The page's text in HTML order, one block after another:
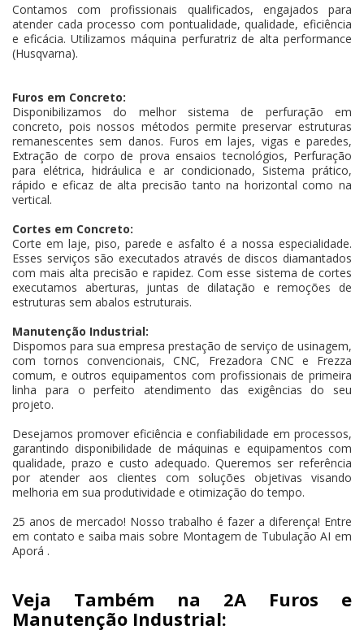
Contamos com profissionais qualificados, engajados para
atender cada processo com pontualidade, qualidade, eficiência
e eficácia. Utilizamos máquina perfuratriz de alta performance
(Husqvarna).
Furos em Concreto:
Disponibilizamos do melhor sistema de perfuração em
concreto, pois nossos métodos permite preservar estruturas
remanescentes sem danos. Furos em lajes, vigas e paredes,
Extração de corpo de prova ensaios tecnológios, Perfuração
para elétrica, hidráulica e ar condicionado, Sistema prático,
rápido e eficaz de alta precisão tanto na horizontal como na
vertical.
Cortes em Concreto:
Corte em laje, piso, parede e asfalto é a nossa especialidade.
Esses serviços são executados através de discos diamantados
com mais alta precisão e rapidez. Com esse sistema de cortes
executamos aberturas, juntas de dilatação e remoções de
estruturas sem abalos estruturais.
Manutenção Industrial:
Dispomos para sua empresa prestação de serviço de usinagem,
com tornos convencionais, CNC, Frezadora CNC e Frezza
comum, e outros equipamentos com profissionais de primeira
linha para o perfeito atendimento das exigências do seu
projeto.
Desejamos promover eficiência e confiabilidade em processos,
garantindo disponibilidade de máquinas e equipamentos com
qualidade, prazo e custo adequado. Queremos ser referência
por atender aos clientes com soluções objetivas visando
melhoria em sua produtividade e otimização do tempo.
25 anos de mercado! Nosso trabalho é fazer a diferença! Entre
em contato e saiba mais sobre Montagem de Tubulação AI em
Aporá .
Veja Também na 2A Furos e
Manutenção Industrial: